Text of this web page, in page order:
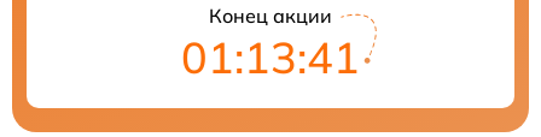
Конец акции
01:13:40